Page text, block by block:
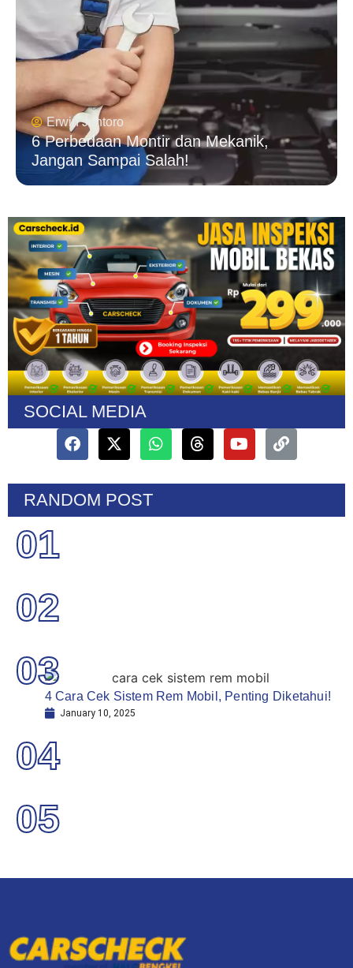
Erwin Juntoro
6 Perbedaan Montir dan Mekanik,
Jangan Sampai Salah!
SOCIAL MEDIA
RANDOM POST
01
02
4 Cara Cek Sistem Rem Mobil, Penting Diketahui!
January 10, 2025
03
04
05